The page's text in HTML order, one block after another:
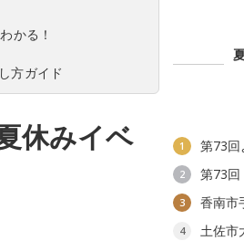
かる！
方ガイド
休みイベ
1 第73回
2 第73回
3 香南市
4 土佐市